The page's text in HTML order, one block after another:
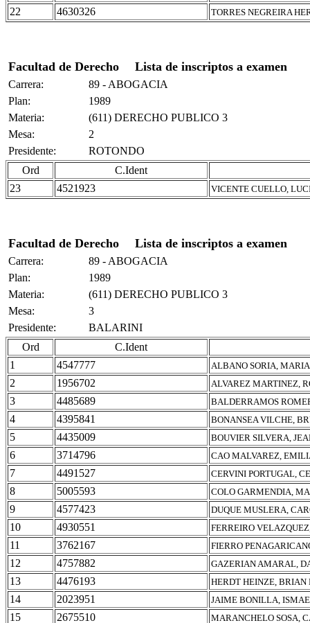
22 4630326 TORRES NEGREIRA
Facultad de Derecho Lista de inscriptos a examen
Carrera:
89 - ABOGACIA
Plan:
1989
Materia:
(611) DERECHO PUBLICO 3
Mesa:
2
Presidente:
ROTONDO
Ord
C.Ident
23
4521923 VICENTE CUELLO,
Facultad de Derecho Lista de inscriptos a examen
Carrera:
89 - ABOGACIA
Plan:
1989
Materia:
(611) DERECHO PUBLICO 3
Mesa:
3
Presidente:
BALARINI
Ord
C.Ident
1
4547777 ALBANO SORIA,
2 1956702 ALVAREZ MARTINEZ,
3 4485689 BALDERRAMOS
4 4395841 BONANSEA VILCHE,
5 4435009 BOUVIER SILVERA,
6 3714796 CAO MALVAREZ,
7 4491527 CERVINI PORTUGAL,
8 5005593 COLO GARMENDIA,
9 4577423 DUQUE MUSLERA,
10 4930551 FERREIRO
11 3762167 FIERRO
12 4757882 GAZERIAN AMARAL,
13 4476193 HERDT HEINZE, BRIAN
14 2023951 JAIME BONILLA,
15 2675510 MARANCHELO SOSA,